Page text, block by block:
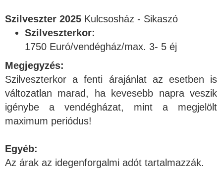
Szilveszter 2025 Kulcsosház - Sikaszó
Szilveszterkor:
1750 Euró/vendégház/max. 3- 5 éj
Megjegyzés:
Szilveszterkor a fenti árajánlat az esetben is
változatlan marad, ha kevesebb napra veszik
igénybe a vendégházat, mint a megjelölt
maximum periódus!
Egyéb:
Az árak az idegenforgalmi adót tartalmazzák.